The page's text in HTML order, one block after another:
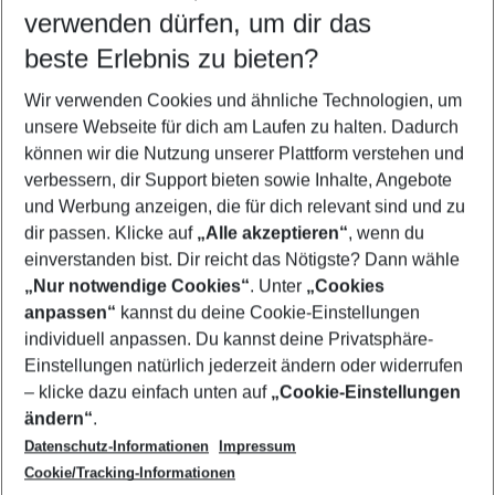
Wähle deinen Reisezeitraum
5-8 Nächte
2 Erwachsene Keine Kinder
Mehr Filter anzeigen
Footer
Footer navigation
Über uns
AGB
Bestpreisgarantie
Cookie-Einstellungen ändern
Cookie-Richtlinie
Agenturbetreuung
Barrierefreies Reisen
Folge uns
verwenden dürfen, um dir das
beste Erlebnis zu bieten?
Wir verwenden Cookies und ähnliche Technologien, um
unsere Webseite für dich am Laufen zu halten. Dadurch
können wir die Nutzung unserer Plattform verstehen und
verbessern, dir Support bieten sowie Inhalte, Angebote
und Werbung anzeigen, die für dich relevant sind und zu
dir passen. Klicke auf „Alle akzeptieren“, wenn du
einverstanden bist. Dir reicht das Nötigste? Dann wähle
„Nur notwendige Cookies“. Unter „Cookies
anpassen“ kannst du deine Cookie-Einstellungen
individuell anpassen. Du kannst deine Privatsphäre-
Einstellungen natürlich jederzeit ändern oder widerrufen
– klicke dazu einfach unten auf „Cookie-Einstellungen
ändern“.
Datenschutz-Informationen
Impressum
Cookie/Tracking-Informationen